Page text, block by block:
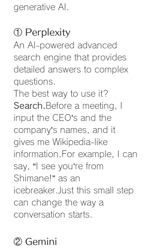
generative AI.
① Perplexity
An AI-powered advanced
search engine that provides
detailed answers to complex
questions.
The best way to use it?
Search. Before a meeting, I
input the CEO’s and the
company’s names, and it
gives me Wikipedia-like
information.For example, I can
say, “I see you’re from
Shimane!” as an
icebreaker.Just this small step
can change the way a
conversation starts.
② Gemini